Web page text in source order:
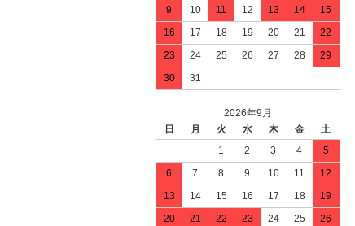
9
10 11 12 13 14
15
16
17 18 19 20 21
22
23
24 25 26 27 28
29
30
31
2026年9月
日
月 火 水 木 金
土
1
2 3 4
5
6
7 8 9 10 11
12
13
14 15 16 17 18
19
20
21 22 23 24 25 26